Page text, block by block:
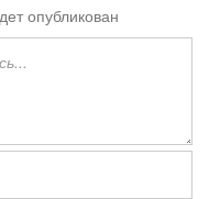
опубликован